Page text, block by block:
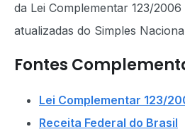
da Lei Complementar 123/
atualizadas do Simples
Fontes
Lei Complementar 123/
Receita Federal do Brasil